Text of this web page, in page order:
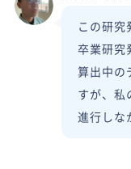
この研究
卒業研究
算出中の
すが、私
進行しな